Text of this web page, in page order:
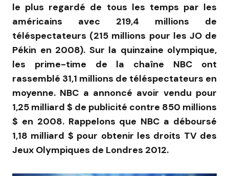
le plus regardé de tous les temps par les
américains avec 219,4 millions de
téléspectateurs (215 millions pour les JO de
Pékin en 2008). Sur la quinzaine olympique,
les prime-time de la chaîne NBC ont
rassemblé 31,1 millions de téléspectateurs en
moyenne. NBC a annoncé avoir vendu pour
1,25 milliard $ de publicité contre 850 millions
$ en 2008. Rappelons que NBC a déboursé
1,18 milliard $ pour obtenir les droits TV des
Jeux Olympiques de Londres 2012.